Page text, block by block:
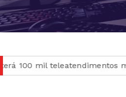
mensais para vício em